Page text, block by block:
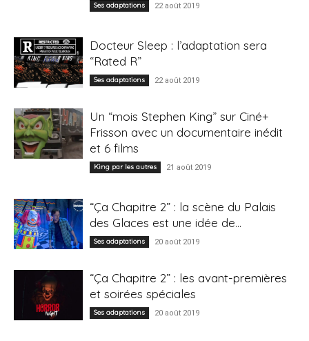
Ses adaptations 22 août 2019
Docteur Sleep : l’adaptation sera
“Rated R”
Ses adaptations 22 août 2019
Un “mois Stephen King” sur Ciné+
Frisson avec un documentaire inédit
et 6 films
King par les autres 21 août 2019
“Ça Chapitre 2” : la scène du Palais
des Glaces est une idée de...
Ses adaptations 20 août 2019
“Ça Chapitre 2” : les avant-premières
et soirées spéciales
Ses adaptations 20 août 2019